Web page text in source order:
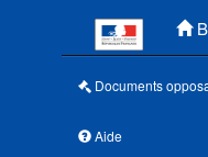
Documents
Aide